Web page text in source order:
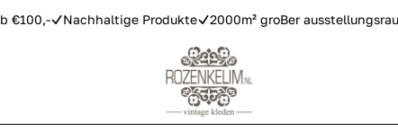
€100,- Nachhaltige Produkte 2000m² groBer